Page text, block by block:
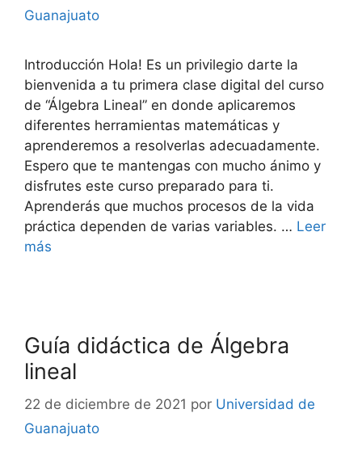
Guanajuato
Introducción Hola! Es un privilegio darte la
bienvenida a tu primera clase digital del curso
de “Álgebra Lineal” en donde aplicaremos
diferentes herramientas matemáticas y
aprenderemos a resolverlas adecuadamente.
Espero que te mantengas con mucho ánimo y
disfrutes este curso preparado para ti.
Aprenderás que muchos procesos de la vida
práctica dependen de varias variables. … Leer
más
Guía didáctica de Álgebra
lineal
22 de diciembre de 2021 por Universidad de
Guanajuato